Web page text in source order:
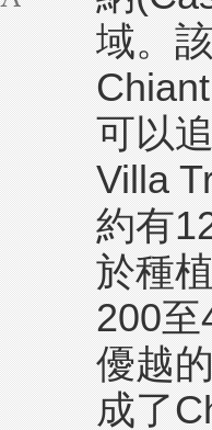
域。
可以
Villa
約有
於種
200
優越
成了